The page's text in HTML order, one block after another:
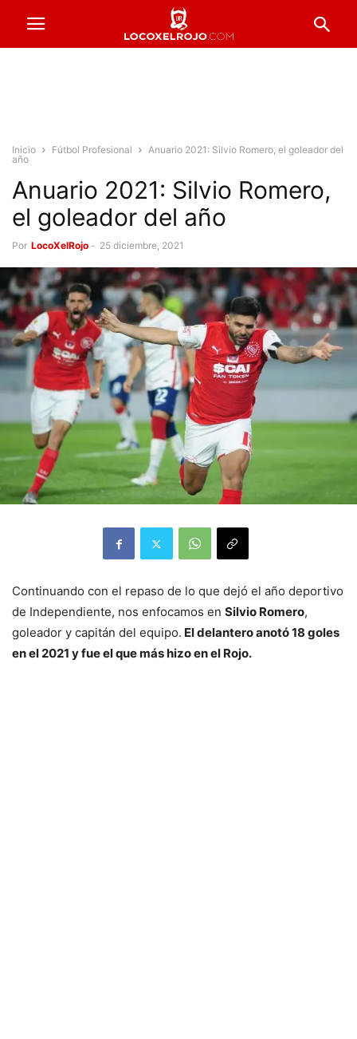
Inicio Fútbol Profesional
Anuario 2021: Silvio Romero, el goleador del
año
Anuario 2021: Silvio Romero,
el goleador del año
Por LocoXelRojo - 25 diciembre, 2021
Continuando con el repaso de lo que dejó el año deportivo
de Independiente, nos enfocamos en Silvio Romero,
goleador y capitán del equipo. El delantero anotó 18 goles
en el 2021 y fue el que más hizo en el Rojo.